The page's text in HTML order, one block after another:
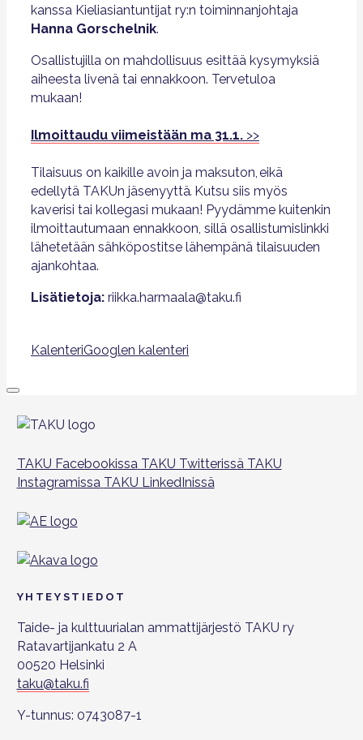
kanssa Kieliasiantuntijat ry:n toiminnanjohtaja
Hanna Gorschelnik.
Osallistujilla on mahdollisuus esittää kysymyksiä
aiheesta livenä tai ennakkoon. Tervetuloa
mukaan!
Ilmoittaudu viimeistään ma 31.1. >>
Tilaisuus on kaikille avoin ja maksuton, eikä
edellytä TAKUn jäsenyyttä. Kutsu siis myös
kaverisi tai kollegasi mukaan! Pyydämme kuitenkin
ilmoittautumaan ennakkoon, sillä osallistumislinkki
lähetetään sähköpostitse lähempänä tilaisuuden
ajankohtaa.
Lisätietoja: riikka.harmaala@taku.fi
KalenteriGooglen kalenteri
TAKU Facebookissa TAKU Twitterissä TAKU
Instagramissa TAKU LinkedInissä
YHTEYSTIEDOT
Taide- ja kulttuurialan ammattijärjestö TAKU ry
Ratavartijankatu 2 A
00520 Helsinki
taku@taku.fi
Y-tunnus: 0743087-1